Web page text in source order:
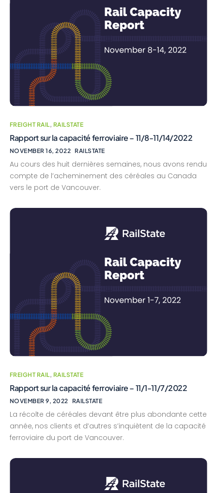
FREIGHT RAIL, RAILSTATE
Rapport sur la capacité ferroviaire – 11/8-11/14/2022
NOVEMBER 16, 2022 RAILSTATE
Au cours des huit dernières semaines, nous avons rendu
compte de l’acheminement des céréales au Canada
vers le port de Vancouver.
FREIGHT RAIL, RAILSTATE
Rapport sur la capacité ferroviaire – 11/1-11/7/2022
NOVEMBER 9, 2022 RAILSTATE
La récolte de céréales devant être plus abondante cette
année, nos clients et d’autres s’inquiètent de la capacité
ferroviaire du port de Vancouver.